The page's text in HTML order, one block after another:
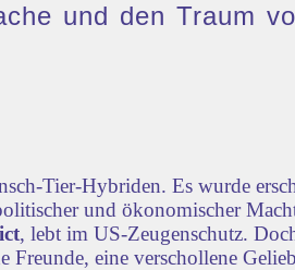
und den Traum
Tier-Hybriden. Es wurde
und ökonomischer
, lebt im US-Zeugenschutz.
eine verschollene